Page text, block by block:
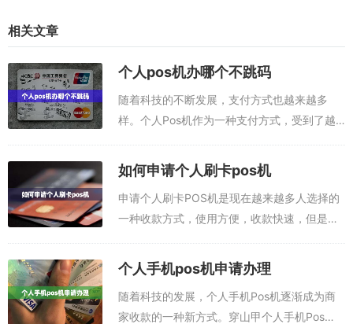
相关文章
个人pos机办哪个不跳码
随着科技的不断发展，支付方式也越来越多
样。个人Pos机作为一种支付方式，受到了越
的质疑也越来越多，许多消费者担心自己的权
益将受到损害。为了确保消费者的权益，国...
如何申请个人刷卡pos机
申请个人刷卡POS机是现在越来越多人选择的
一种收款方式，使用方便，收款快速，但是申
绍一下具体的申请流程：手机pos机app，就是
可以代替pos机刷卡的软件，手机...
个人手机pos机申请办理
随着科技的发展，个人手机Pos机逐渐成为商
家收款的一种新方式。穿山甲个人手机Pos